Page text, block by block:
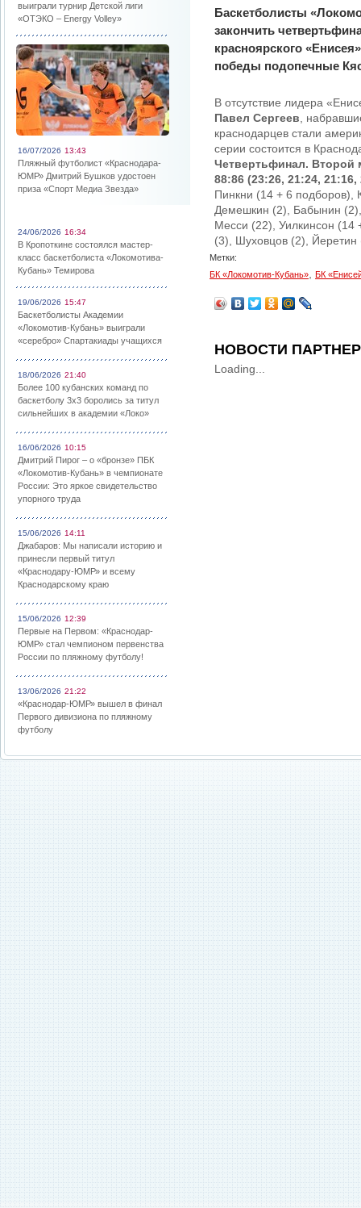
выиграли турнир Детской лиги
«ОТЭКО – Energy Volley»
16/07/2026 13:43
Пляжный футболист «Краснодара-
ЮМР» Дмитрий Бушков удостоен
приза «Спорт Медиа Звезда»
24/06/2026 16:34
В Кропоткине состоялся мастер-
класс баскетболиста «Локомотива-
Кубань» Темирова
19/06/2026 15:47
Баскетболисты Академии
«Локомотив-Кубань» выиграли
«серебро» Спартакиады учащихся
18/06/2026 21:40
Более 100 кубанских команд по
баскетболу 3х3 боролись за титул
сильнейших в академии «Локо»
16/06/2026 10:15
Дмитрий Пирог – о «бронзе» ПБК
«Локомотив-Кубань» в чемпионате
России: Это яркое свидетельство
упорного труда
15/06/2026 14:11
Джабаров: Мы написали историю и
принесли первый титул
«Краснодару-ЮМР» и всему
Краснодарскому краю
15/06/2026 12:39
Первые на Первом: «Краснодар-
ЮМР» стал чемпионом первенства
России по пляжному футболу!
13/06/2026 21:22
«Краснодар-ЮМР» вышел в финал
Первого дивизиона по пляжному
футболу
Баскетболисты
закончить
красноярского
победы подопечные
В отсутствие лидера
Павел Сергеев ,
краснодарцев стали
серии состоится в
Четвертьфинал. Второй
88:86 (23:26, 21:24, 21:16,
Пинкни (14 + 6 подборов),
Демешкин (2), Бабынин
Месси (22), Уилкинсон (14
(3), Шуховцов (2),
Метки:
БК «Локомотив-Кубань»
БК
НОВОСТИ
Loading...